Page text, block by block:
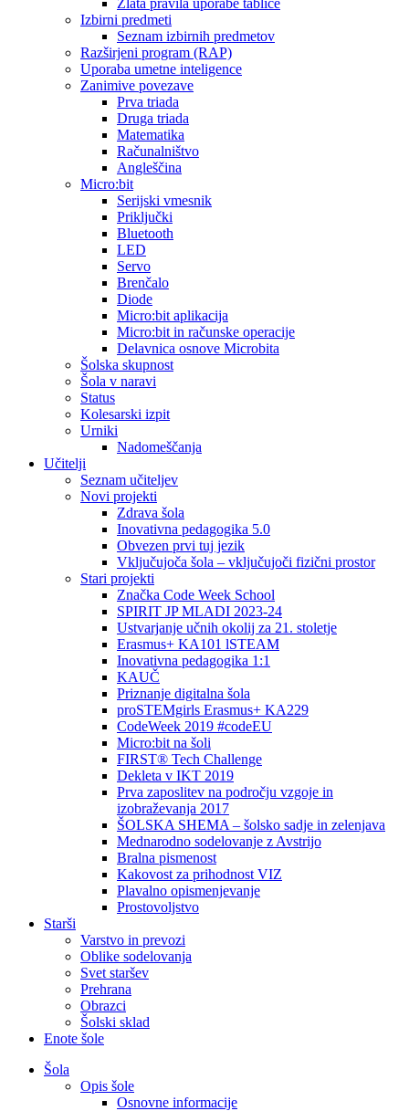
Zlata pravila uporabe tablice
Izbirni predmeti
Seznam izbirnih predmetov
Razširjeni program (RAP)
Uporaba umetne inteligence
Zanimive povezave
Prva triada
Druga triada
Matematika
Računalništvo
Angleščina
Micro:bit
Serijski vmesnik
Priključki
Bluetooth
LED
Servo
Brenčalo
Diode
Micro:bit aplikacija
Micro:bit in računske operacije
Delavnica osnove Microbita
Šolska skupnost
Šola v naravi
Status
Kolesarski izpit
Urniki
Nadomeščanja
Učitelji
Seznam učiteljev
Novi projekti
Zdrava šola
Inovativna pedagogika 5.0
Obvezen prvi tuj jezik
Vključujoča šola – vključujoči fizični prostor
Stari projekti
Značka Code Week School
SPIRIT JP MLADI 2023-24
Ustvarjanje učnih okolij za 21. stoletje
Erasmus+ KA101 lSTEAM
Inovativna pedagogika 1:1
KAUČ
Priznanje digitalna šola
proSTEMgirls Erasmus+ KA229
CodeWeek 2019 #codeEU
Micro:bit na šoli
FIRST® Tech Challenge
Dekleta v IKT 2019
Prva zaposlitev na področju vzgoje in
izobraževanja 2017
ŠOLSKA SHEMA – šolsko sadje in zelenjava
Mednarodno sodelovanje z Avstrijo
Bralna pismenost
Kakovost za prihodnost VIZ
Plavalno opismenjevanje
Prostovoljstvo
Starši
Varstvo in prevozi
Oblike sodelovanja
Svet staršev
Prehrana
Obrazci
Šolski sklad
Enote šole
Šola
Opis šole
Osnovne informacije